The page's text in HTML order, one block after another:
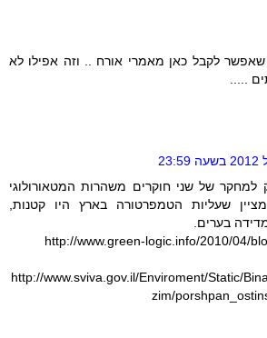
שאפשר לקבל כאן מאמרי אורח .. וזה אפילו לא
.....
למחקר של שני חוקרים משהרות המטאורולוגי
2009 המציין שעליות הטמפרטורה בארץ היו קטנות,
בערים.
http://www.green-logic.info/2010/04/
http://www.sviva.gov.il/Enviroment/Static/
zim/